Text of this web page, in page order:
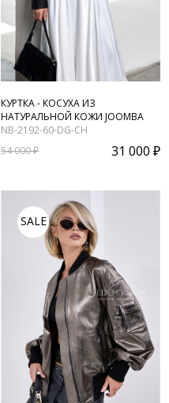
КУРТКА - КОСУХА ИЗ
НАТУРАЛЬНОЙ КОЖИ JOOMBA
NB-2192-60-DG-CH
54 000 ₽
31 000 ₽
SALE